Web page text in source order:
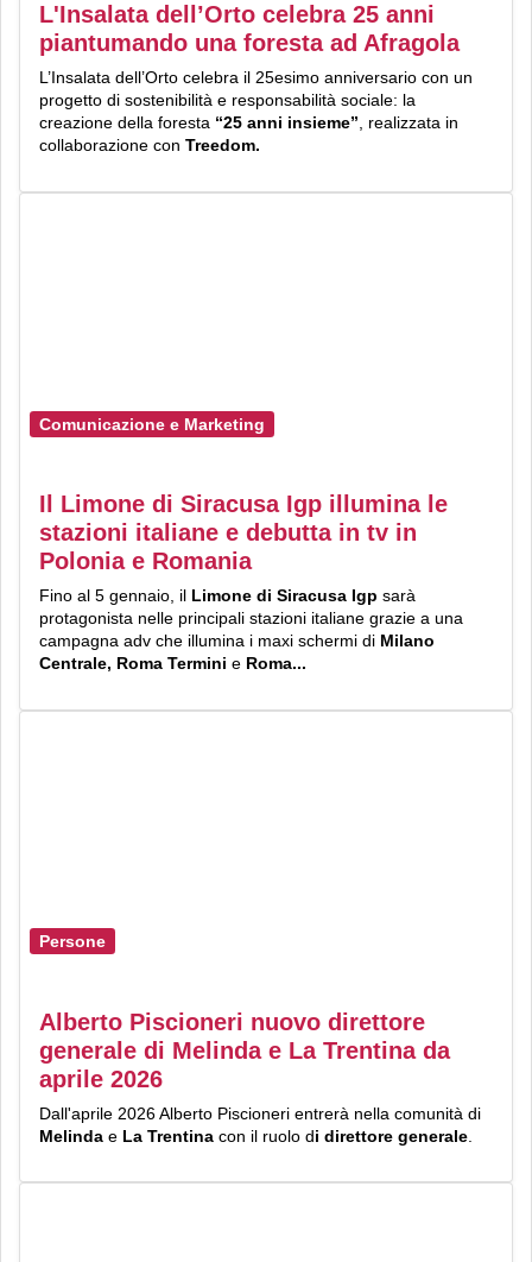
L'Insalata dell’Orto celebra 25 anni
piantumando una foresta ad Afragola
L’Insalata dell’Orto celebra il 25esimo anniversario con un
progetto di sostenibilità e responsabilità sociale: la
creazione della foresta “25 anni insieme” , realizzata in
collaborazione con Treedom.
Comunicazione e Marketing
Il Limone di Siracusa Igp illumina le
stazioni italiane e debutta in tv in
Polonia e Romania
Fino al 5 gennaio, il Limone di Siracusa Igp sarà
protagonista nelle principali stazioni italiane grazie a una
campagna adv che illumina i maxi schermi di Milano
Centrale, Roma Termini e Roma...
Persone
Alberto Piscioneri nuovo direttore
generale di Melinda e La Trentina da
aprile 2026
Dall'aprile 2026 Alberto Piscioneri entrerà nella comunità di
Melinda e La Trentina con il ruolo di direttore generale